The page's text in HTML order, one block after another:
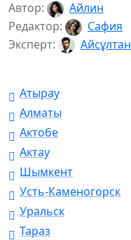
Автор:
Айлин
Редактор:
Сафия
Эксперт:
Айсұлтан
Атырау
Алматы
Актобе
Актау
Шымкент
Усть-Каменогорск
Уральск
Тараз